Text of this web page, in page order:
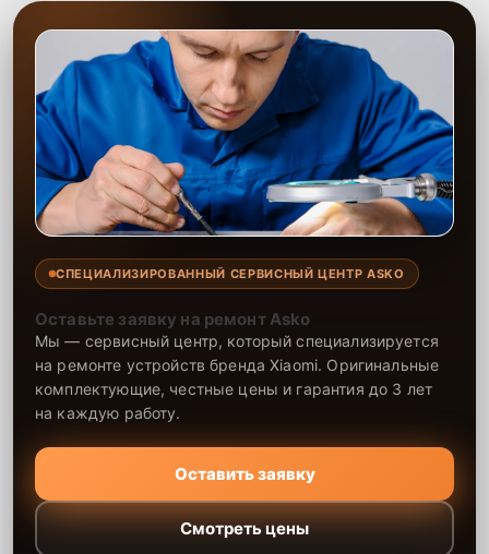
СПЕЦИАЛИЗИРОВАННЫЙ СЕРВИСНЫЙ ЦЕНТР ASKO
Оставьте заявку на ремонт Asko
Мы — сервисный центр, который специализируется
на ремонте устройств бренда Xiaomi. Оригинальные
комплектующие, честные цены и гарантия до 3 лет
на каждую работу.
Оставить заявку
Смотреть цены